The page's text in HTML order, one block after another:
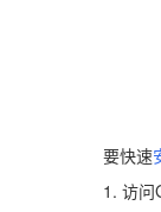
要快速
1. 访问